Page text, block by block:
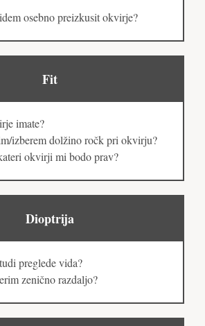
osebno preizkusit okvirje?
Fit
imate?
izberem dolžino ročk pri okvirju?
okvirji mi bodo prav?
Dioptrija
preglede vida?
zenično razdaljo?